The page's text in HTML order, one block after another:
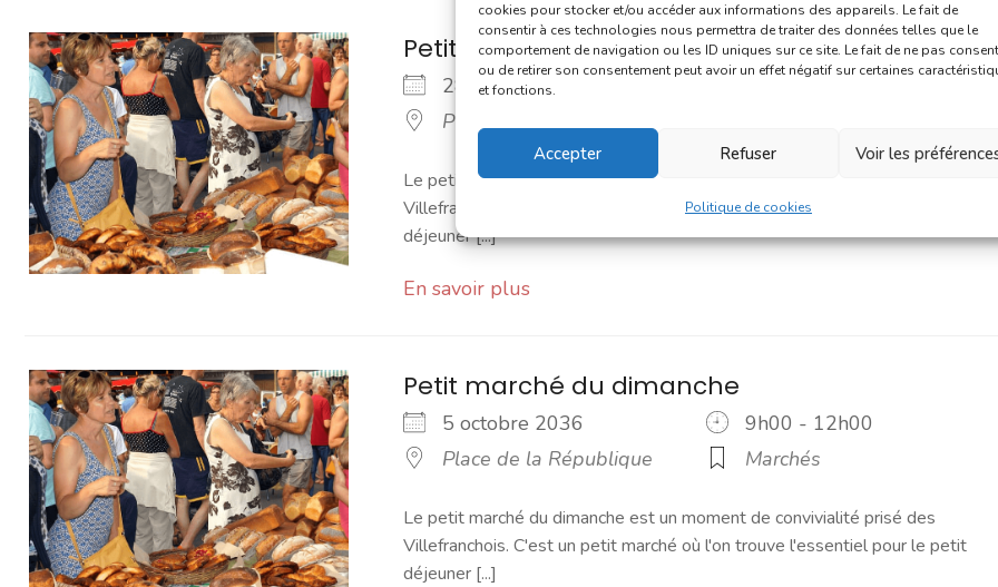
cookies pour stocker et/ou accéder aux informations des appareils. Le fait de
consentir à ces technologies nous permettra de traiter des données telles que le
comportement de navigation ou les ID uniques sur ce site. Le fait de ne pas
ou de retirer son consentement peut avoir un effet négatif sur certaines
et fonctions.
Accepter Refuser Voir les
Politique de cookies
Petit marché du dimanche
28 septembre 2036
9h00 - 12h00
Place de la République
Le petit marché du dimanche est un moment de convivialité prisé des
Villefranchois. C'est un petit marché où l'on trouve l'essentiel pour le petit
déjeuner [...]
En savoir plus
Petit marché du dimanche
5 octobre 2036
9h00 - 12h00
Place de la République
Marchés
Le petit marché du dimanche est un moment de convivialité prisé des
Villefranchois. C'est un petit marché où l'on trouve l'essentiel pour le petit
déjeuner [...]